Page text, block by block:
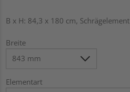
B x H: 84,3 x 180 cm, Schrägelement
Breite
Elementart